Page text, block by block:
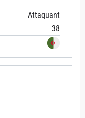
Attaquant
38